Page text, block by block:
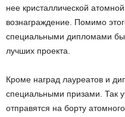
нее кристаллической
вознаграждение. Помимо
специальными дипломами
лучших проекта.
Кроме наград лауреатов и
специальными призами. Так
отправятся на борту